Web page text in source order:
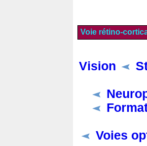
Voie rétino-
Vision
Voies